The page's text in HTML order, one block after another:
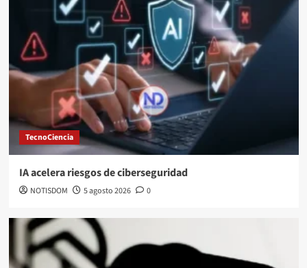
TecnoCiencia
IA acelera riesgos de ciberseguridad
NOTISDOM 5 agosto 2026 0